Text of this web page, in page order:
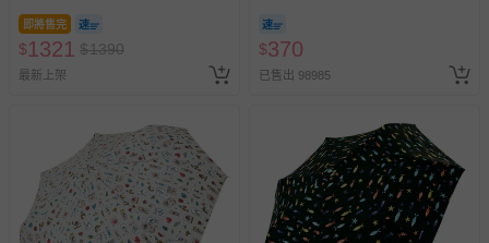
即將售完
$1321 $1390
最新上架
$370
已售出 98985